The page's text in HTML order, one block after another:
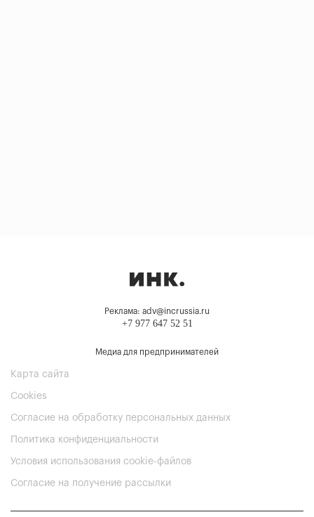
Реклама: adv@incrussia.ru
+7 977 647 52 51
Медиа для предпринимателей
Карта сайта
Cookies
Согласие на обработку персональных данных
Политика конфиденциальности
Условия использования cookie-файлов
Согласие на получение рассылки